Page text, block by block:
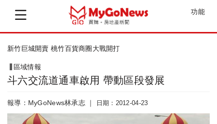
功能
40億經費開發花東 經建會玩真的
區域情報
斗六交流道通車啟用 帶動區段發展
報導：MyGoNews林承志 ｜ 日期：2012-04-23